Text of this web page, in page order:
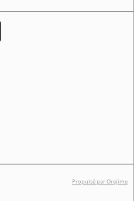
Propulsé par Orejime
Télécharger le podcast